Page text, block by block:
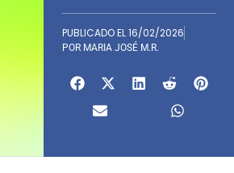
PUBLICADO EL16/02/2026
POR MARIA JOSÉ M.R.